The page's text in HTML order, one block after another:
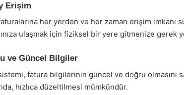
Erişim
her yerden ve her zaman erişim imkanı
ulaşmak için fiziksel bir yere gitmenize gerek
ve Güncel Bilgiler
fatura bilgilerinin güncel ve doğru olmasını
hızlıca düzeltilmesi mümkündür.